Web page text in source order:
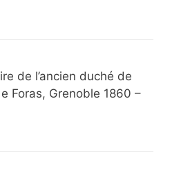
de l’ancien duché de
Foras, Grenoble 1860 –